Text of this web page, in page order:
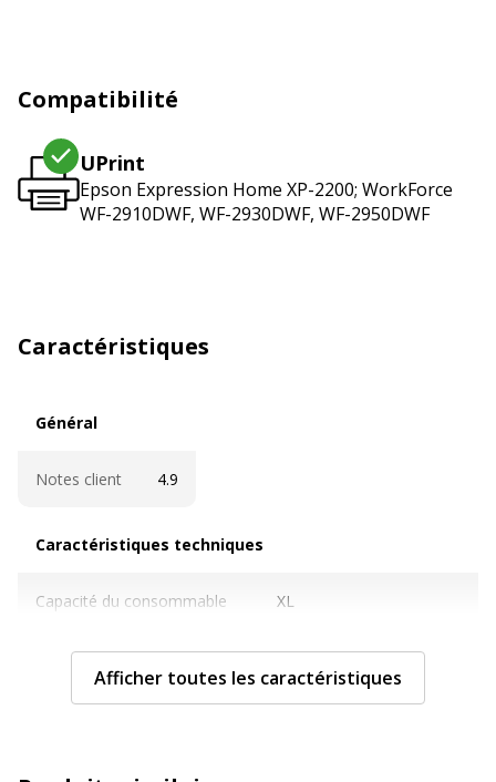
Compatibilité
UPrint
Epson Expression Home XP-2200; WorkForce
WF-2910DWF, WF-2930DWF, WF-2950DWF
Caractéristiques
Général
Notes client 4.9
Caractéristiques techniques
Capacité du consommable XL
Cartouches de marque Non
Afficher toutes les caractéristiques